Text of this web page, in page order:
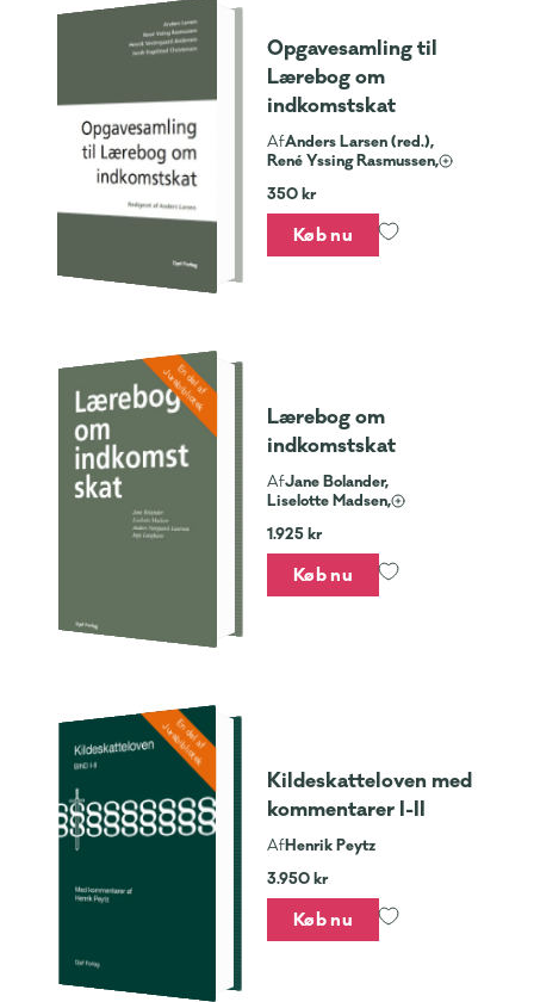
Opgavesamling til
Lærebog om
indkomstskat
AfAnders Larsen (red.),
René Yssing Rasmussen,
350 kr
Køb nu
En del af
Jurabibliotek
Lærebog om
indkomstskat
AfJane Bolander,
Liselotte Madsen,
1.925 kr
Køb nu
En del af
Jurabibliotek
Kildeskatteloven med
kommentarer I-II
AfHenrik Peytz
3.950 kr
Køb nu